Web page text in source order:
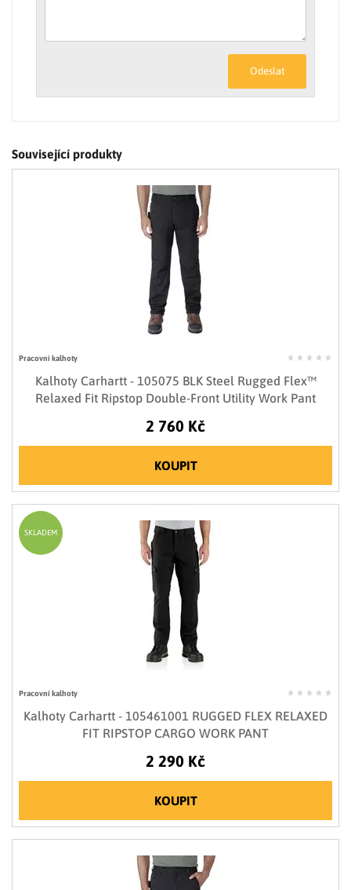
Odeslat
Související produkty
Pracovní kalhoty
Kalhoty Carhartt - 105075 BLK Steel Rugged Flex™
Relaxed Fit Ripstop Double-Front Utility Work Pant
2 760 Kč
KOUPIT
Pracovní kalhoty
Kalhoty Carhartt - 105461001 RUGGED FLEX RELAXED
FIT RIPSTOP CARGO WORK PANT
2 290 Kč
KOUPIT
SKLADEM